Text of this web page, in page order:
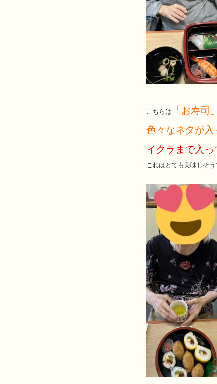
こちらは
「お寿
色々なネタが
イクラまで入
これはとても美味しそ